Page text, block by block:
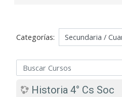
Categorías:
Cursos
Historia 4° Cs Soc